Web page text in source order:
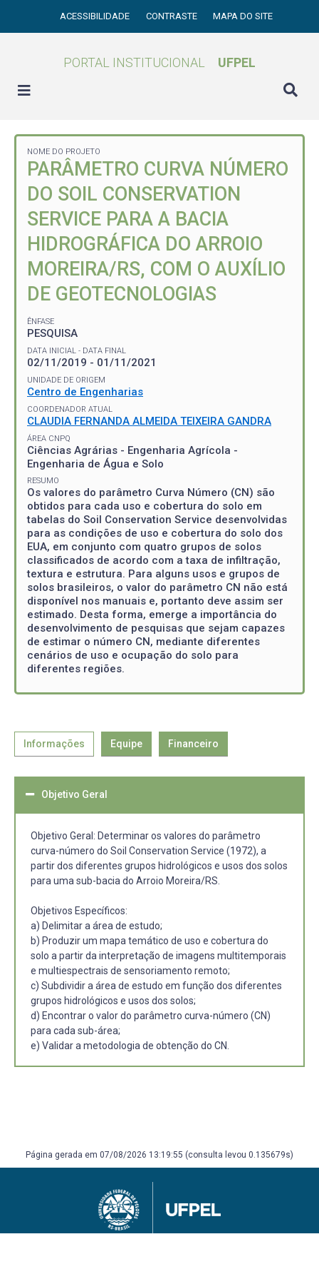
ACESSIBILIDADE CONTRASTE MAPA DO SITE
PORTAL INSTITUCIONAL UFPEL
NOME DO PROJETO
PARÂMETRO CURVA NÚMERO
DO SOIL CONSERVATION
SERVICE PARA A BACIA
HIDROGRÁFICA DO ARROIO
MOREIRA/RS, COM O AUXÍLIO
DE GEOTECNOLOGIAS
ÊNFASE
PESQUISA
DATA INICIAL - DATA FINAL
02/11/2019 - 01/11/2021
UNIDADE DE ORIGEM
Centro de Engenharias
COORDENADOR ATUAL
CLAUDIA FERNANDA ALMEIDA TEIXEIRA GANDRA
ÁREA CNPQ
Ciências Agrárias - Engenharia Agrícola -
Engenharia de Água e Solo
RESUMO
Os valores do parâmetro Curva Número (CN) são
obtidos para cada uso e cobertura do solo em
tabelas do Soil Conservation Service desenvolvidas
para as condições de uso e cobertura do solo dos
EUA, em conjunto com quatro grupos de solos
classificados de acordo com a taxa de infiltração,
textura e estrutura. Para alguns usos e grupos de
solos brasileiros, o valor do parâmetro CN não está
disponível nos manuais e, portanto deve assim ser
estimado. Desta forma, emerge a importância do
desenvolvimento de pesquisas que sejam capazes
de estimar o número CN, mediante diferentes
cenários de uso e ocupação do solo para
diferentes regiões.
Informações Equipe Financeiro
Objetivo Geral
Objetivo Geral: Determinar os valores do parâmetro
curva-número do Soil Conservation Service (1972), a
partir dos diferentes grupos hidrológicos e usos dos solos
para uma sub-bacia do Arroio Moreira/RS.
Objetivos Específicos:
a) Delimitar a área de estudo;
b) Produzir um mapa temático de uso e cobertura do
solo a partir da interpretação de imagens multitemporais
e multiespectrais de sensoriamento remoto;
c) Subdividir a área de estudo em função dos diferentes
grupos hidrológicos e usos dos solos;
d) Encontrar o valor do parâmetro curva-número (CN)
para cada sub-área;
e) Validar a metodologia de obtenção do CN.
Página gerada em 07/08/2026 13:19:55 (consulta levou 0.135679s)